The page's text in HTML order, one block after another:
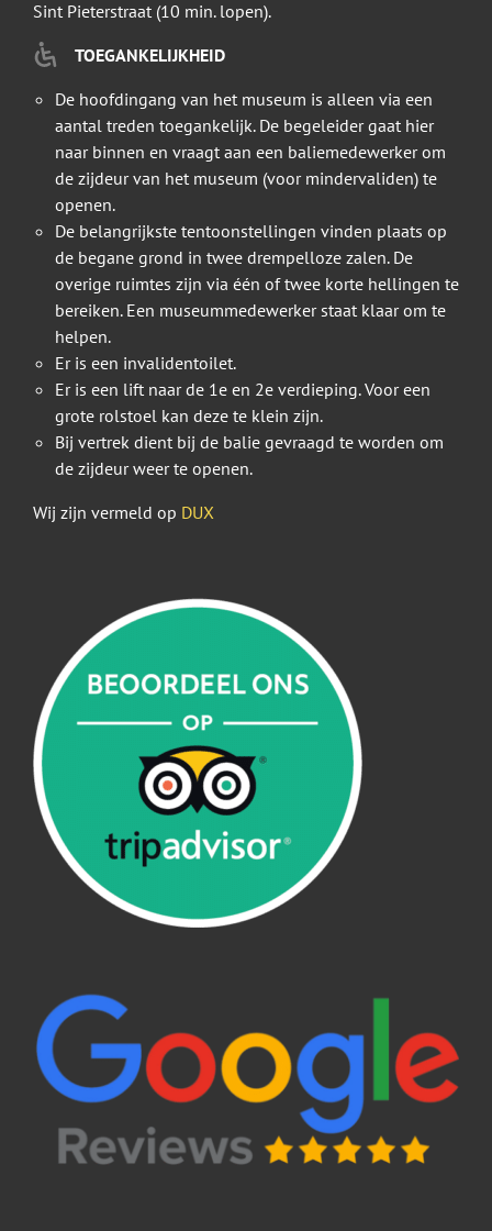
Sint Pieterstraat (10 min. lopen).
TOEGANKELIJKHEID
De hoofdingang van het museum is alleen via een
aantal treden toegankelijk. De begeleider gaat hier
naar binnen en vraagt aan een baliemedewerker om
de zijdeur van het museum (voor mindervaliden) te
openen.
De belangrijkste tentoonstellingen vinden plaats op
de begane grond in twee drempelloze zalen. De
overige ruimtes zijn via één of twee korte hellingen te
bereiken. Een museummedewerker staat klaar om te
helpen.
Er is een invalidentoilet.
Er is een lift naar de 1e en 2e verdieping. Voor een
grote rolstoel kan deze te klein zijn.
Bij vertrek dient bij de balie gevraagd te worden om
de zijdeur weer te openen.
Wij zijn vermeld op DUX